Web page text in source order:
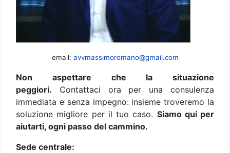
email: avvmassimoromano@gmail.com
Non aspettare che la situazione
peggiori. Contattaci ora per una consulenza
immediata e senza impegno: insieme troveremo la
soluzione migliore per il tuo caso. Siamo qui per
aiutarti, ogni passo del cammino.
Sede centrale: